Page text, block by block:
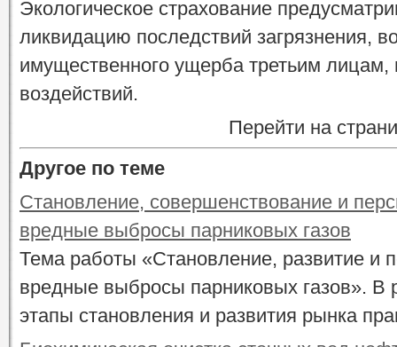
Экологическое страхование
ликвидацию последствий загрязнения,
имущественного ущерба третьим
воздействий.
Перейти на
Другое по теме
Становление, совершенствование и
вредные выбросы парниковых газов
Тема работы «Становление, развитие и
вредные выбросы парниковых газов». В
этапы становления и развития рынка